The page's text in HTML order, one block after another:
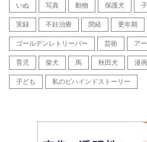
いぬ 写真 動物 保護犬
実録 不妊治療 閉経 更年期
ゴールデンレトリーバー 芸術 ア
育児 柴犬 馬 秋田犬 漫画
子ども 私のビハインドストーリー